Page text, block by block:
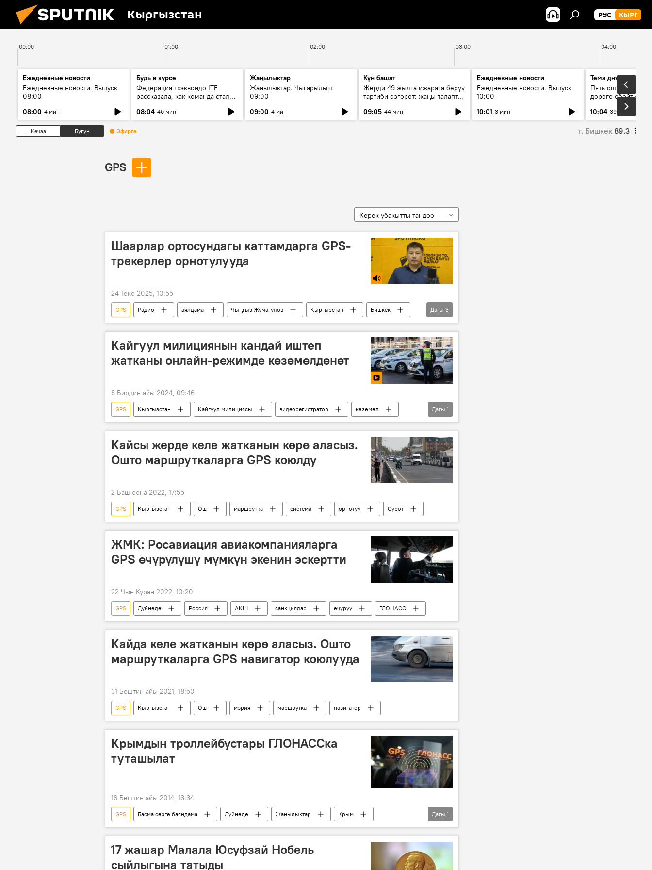
Кыргызстан РУС КЫРГ
00:00 01:00 02:00 03:00 04:00
Ежедневные новости
Ежедневные новости. Выпуск
08:00
08:00 4 мин
Будь в курсе
Федерация тхэквондо ITF
рассказала, как команда стала
08:04 40 мин
Жаңылыктар
Жаңылыктар. Чыгарылыш
09:00
09:00 4 мин
Күн башат
Жерди 49 жылга ижарага берүү
тартиби өзгөрөт: жаңы талаптар
09:05 44 мин
Ежедневные новости
Ежедневные новости. Выпуск
10:00
10:01 3 мин
Тема дня
Пять ошибок
дорого обойтись
10:04 39 мин
Кечээ Бүгүн Эфирге г. Бишкек 89.3
GPS
Керек убакытты тандоо
Шаарлар ортосундагы каттамдарга GPS-
трекерлер орнотулууда
24 Теке 2025, 10:55
GPS Радио аялдама Чыңгыз Жумагулов Кыргызстан
Бишкек
Бишкек мэриясы
"Менин шаарым" тиркемеси трекер
Дагы 3
Кайгуул милициянын кандай иштеп
жатканы онлайн-режимде көзөмөлдөнөт
8 Бирдин айы 2024, 09:46
GPS Кыргызстан Кайгуул милициясы видеорегистратор
көзөмөл
Видео
Дагы 1
Кайсы жерде келе жатканын көрө аласыз.
Ошто маршруткаларга GPS коюлду
2 Баш оона 2022, 17:55
GPS Кыргызстан Ош маршрутка система орнотуу Сүрөт
ЖМК: Росавиация авиакомпанияларга
GPS өчүрүлүшү мүмкүн экенин эскертти
22 Чын Куран 2022, 10:20
GPS Дүйнөдө Россия АКШ санкциялар өчүрүү ГЛОНАСС
Кайда келе жатканын көрө аласыз. Ошто
маршруткаларга GPS навигатор коюлууда
31 Бештин айы 2021, 18:50
GPS Кыргызстан Ош мэрия маршрутка навигатор
Крымдын троллейбустары ГЛОНАССка
туташылат
16 Бештин айы 2014, 13:34
GPS Басма сөзгө баяндама Дүйнөдө Жаңылыктар
Крым
ГЛОНАСС
Россия
Дагы 1
17 жашар Малала Юсуфзай Нобель
сыйлыгына татыды